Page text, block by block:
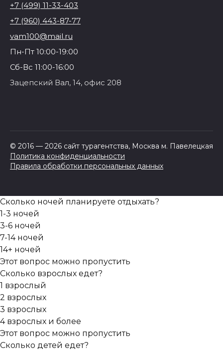
+7 (499) 11-33-403
+7 (960) 443-87-77
vam100@mail.ru
Пн-Пт 10:00-19:00
Сб-Вс 11:00-16:00
Зацепский Вал, 14, офис 208
© 2016 — 2026 сайт турагентства, Москва м. Павелецкая
Политика конфиденциальности
Правила обработки персональных данных
Сколько ночей планируете отдыхать?
1-3 ночей
3-6 ночей
7-14 ночей
14+ ночей
Этот вопрос можно пропустить
Сколько взрослых едет?
1 взрослый
2 взрослых
3 взрослых
4 взрослых и более
Этот вопрос можно пропустить
Сколько детей едет?